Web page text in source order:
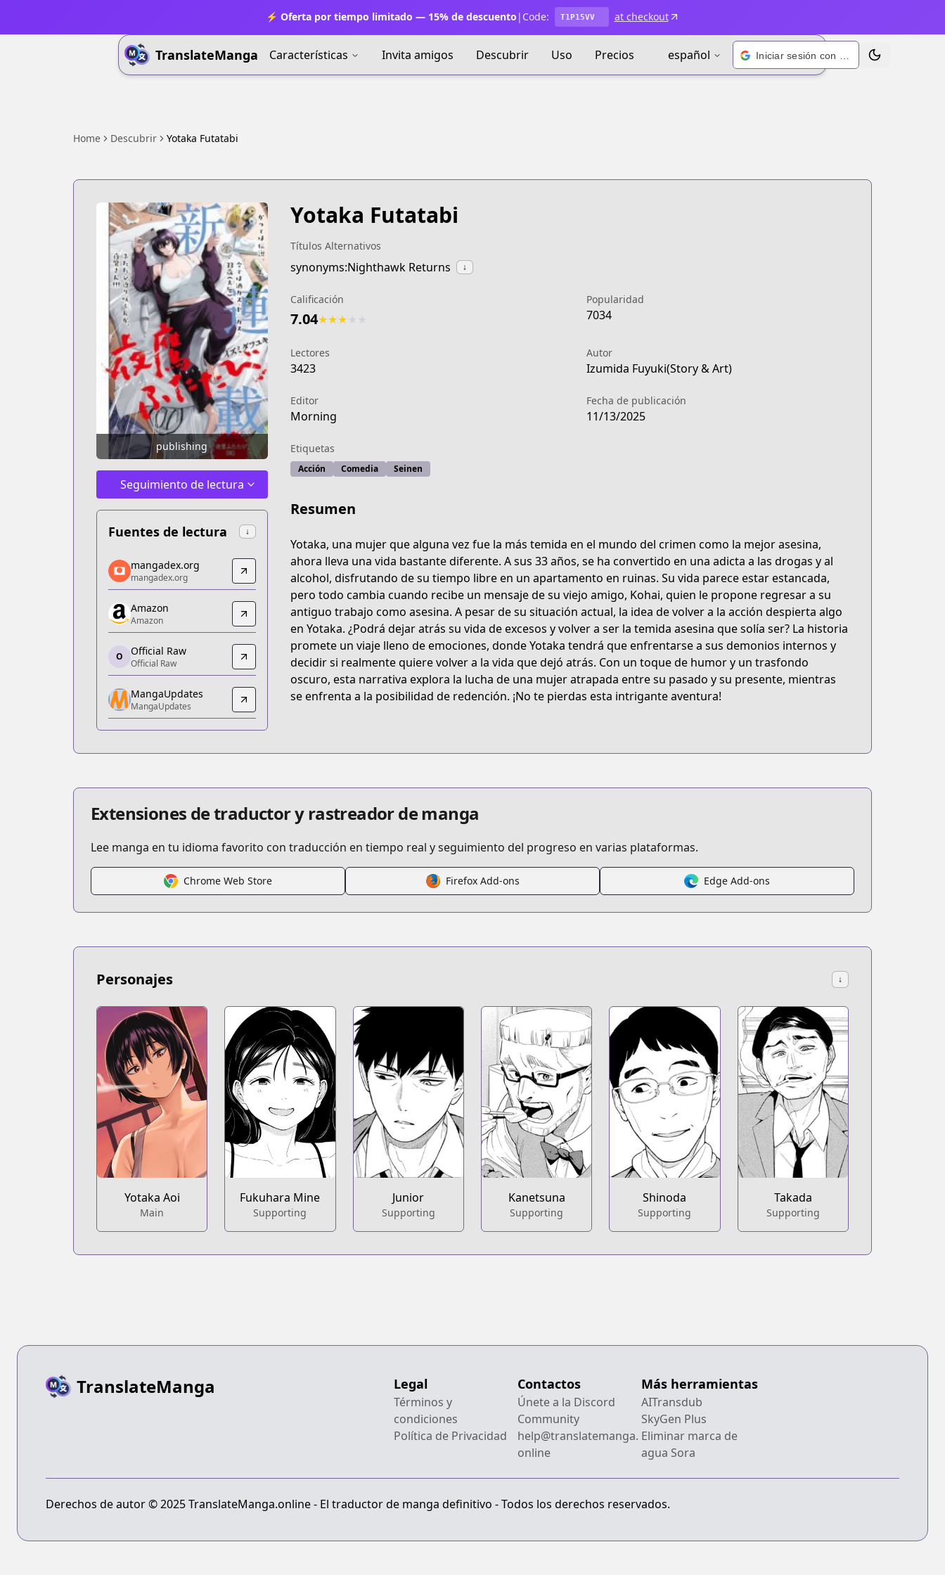
⚡ Oferta por tiempo limitado — 15% de descuento | Code: T1P15VV at checkout
TranslateManga Características Invita amigos Descubrir Uso Precios español Alternar tema
Home Descubrir Yotaka Futatabi
publishing
Seguimiento de lectura
Fuentes de lectura ↓
mangadex.org
mangadex.org
https://mangadex.org/title/f21cda14-5352-4ae9-82c5-53d68b4d8869
Amazon
Amazon
https://www.amazon.co.jp/dp/B0G1MN7MHP
Official Raw
Official Raw
https://morning.kodansha.co.jp/c/yotakafutatabi.html
MangaUpdates
MangaUpdates
mangadex.org
mangadex.org
Amazon
Amazon
O Official Raw
Official Raw
MangaUpdates
MangaUpdates
Yotaka Futatabi
Títulos Alternativos
synonyms:Nighthawk Returns ↓
Calificación
7.04★★★
Popularidad
7034
Lectores
3423
Autor
Izumida Fuyuki(Story & Art)
Editor
Morning
Fecha de publicación
11/13/2025
Etiquetas
Acción Comedia Seinen
Resumen
Yotaka, una mujer que alguna vez fue la más temida en el mundo del crimen como la mejor asesina,
ahora lleva una vida bastante diferente. A sus 33 años, se ha convertido en una adicta a las drogas y al
alcohol, disfrutando de su tiempo libre en un apartamento en ruinas. Su vida parece estar estancada,
pero todo cambia cuando recibe un mensaje de su viejo amigo, Kohai, quien le propone regresar a su
antiguo trabajo como asesina. A pesar de su situación actual, la idea de volver a la acción despierta algo
en Yotaka. ¿Podrá dejar atrás su vida de excesos y volver a ser la temida asesina que solía ser? La historia
promete un viaje lleno de emociones, donde Yotaka tendrá que enfrentarse a sus demonios internos y
decidir si realmente quiere volver a la vida que dejó atrás. Con un toque de humor y un trasfondo
oscuro, esta narrativa explora la lucha de una mujer atrapada entre su pasado y su presente, mientras
se enfrenta a la posibilidad de redención. ¡No te pierdas esta intrigante aventura!
Extensiones de traductor y rastreador de manga
Lee manga en tu idioma favorito con traducción en tiempo real y seguimiento del progreso en varias plataformas.
Chrome Web Store Firefox Add-ons Edge Add-ons
Personajes ↓
Yotaka Aoi
Main
Fukuhara Mine
Supporting
Junior
Supporting
Kanetsuna
Supporting
Shinoda
Supporting
Takada
Supporting
TranslateManga Legal
Términos y
condiciones
Política de Privacidad
Contactos
Únete a la Discord
Community
help@translatemanga.
online
Más herramientas
AITransdub
SkyGen Plus
Eliminar marca de
agua Sora
Derechos de autor © 2025 TranslateManga.online - El traductor de manga definitivo - Todos los derechos reservados.